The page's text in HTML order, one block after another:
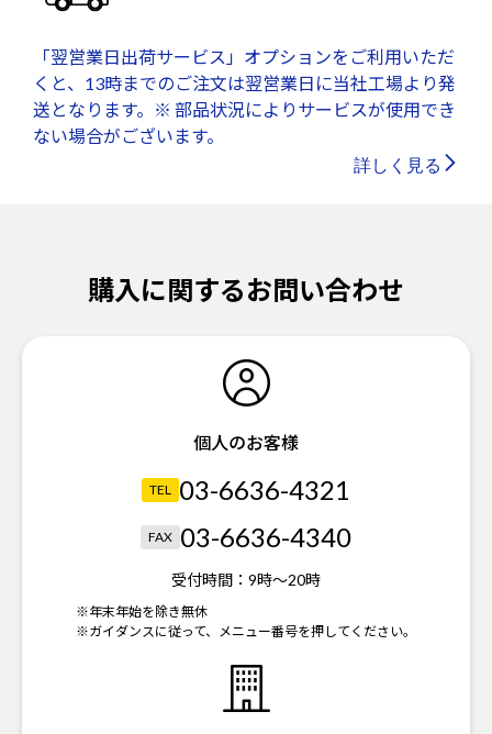
「翌営業日出荷サービス」オプションをご利用いただ
くと、13時までのご注文は翌営業日に当社工場より発
送となります。※ 部品状況によりサービスが使用でき
ない場合がございます。
詳しく見る
購入に関するお問い合わせ
個人のお客様
TEL 03-6636-4321
FAX 03-6636-4340
受付時間： 9時～20時
※年末年始を除き無休
※ガイダンスに従って、メニュー番号を押してください。